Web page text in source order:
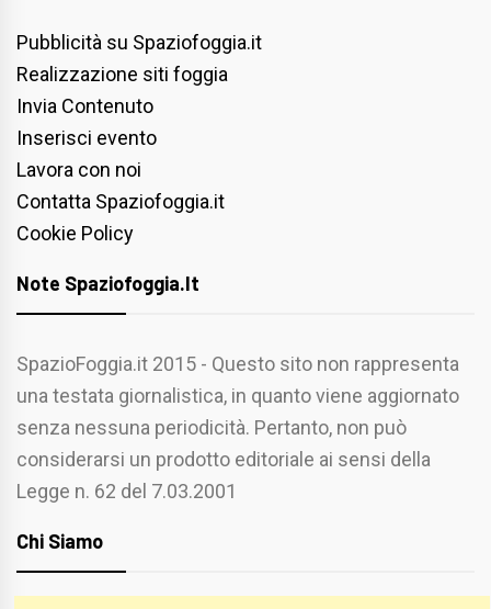
Pubblicità su Spaziofoggia.it
Realizzazione siti foggia
Invia Contenuto
Inserisci evento
Lavora con noi
Contatta Spaziofoggia.it
Cookie Policy
Note Spaziofoggia.it
SpazioFoggia.it 2015 - Questo sito non rappresenta
una testata giornalistica, in quanto viene aggiornato
senza nessuna periodicità. Pertanto, non può
considerarsi un prodotto editoriale ai sensi della
Legge n. 62 del 7.03.2001
Chi Siamo